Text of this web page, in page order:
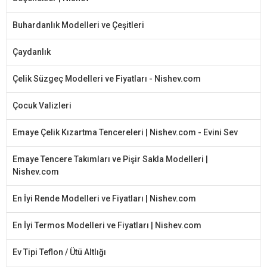
Buhardanlık Modelleri ve Çeşitleri
Çaydanlık
Çelik Süzgeç Modelleri ve Fiyatları - Nishev.com
Çocuk Valizleri
Emaye Çelik Kızartma Tencereleri | Nishev.com - Evini Sev
Emaye Tencere Takımları ve Pişir Sakla Modelleri |
Nishev.com
En İyi Rende Modelleri ve Fiyatları | Nishev.com
En İyi Termos Modelleri ve Fiyatları | Nishev.com
Ev Tipi Teflon / Ütü Altlığı